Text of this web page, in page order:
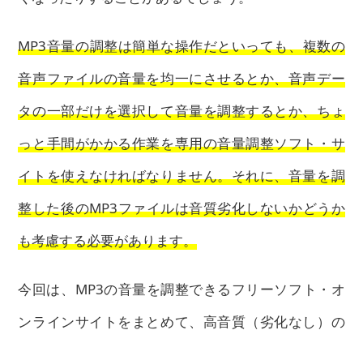
MP3音量の調整は簡単な操作だといっても、複数の
音声ファイルの音量を均一にさせるとか、音声デー
タの一部だけを選択して音量を調整するとか、ちょ
っと手間がかかる作業を専用の音量調整ソフト・サ
イトを使えなければなりません。それに、音量を調
整した後のMP3ファイルは音質劣化しないかどうか
も考慮する必要があります。
今回は、MP3の音量を調整できるフリーソフト・オ
ンラインサイトをまとめて、高音質（劣化なし）の